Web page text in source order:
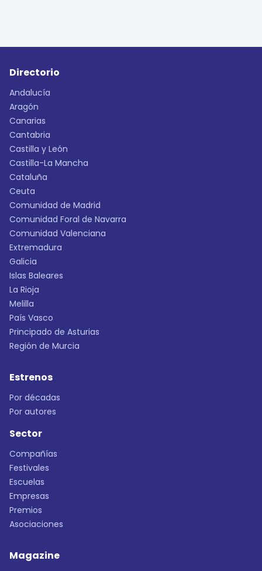
Directorio
Andalucía
Aragón
Canarias
Cantabria
Castilla y León
Castilla-La Mancha
Cataluña
Ceuta
Comunidad de Madrid
Comunidad Foral de Navarra
Comunidad Valenciana
Extremadura
Galicia
Islas Baleares
La Rioja
Melilla
País Vasco
Principado de Asturias
Región de Murcia
Estrenos
Por décadas
Por autores
Sector
Compañías
Festivales
Escuelas
Empresas
Premios
Asociaciones
Magazine